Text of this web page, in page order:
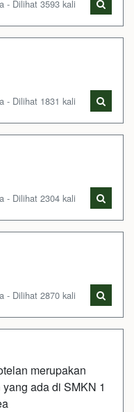
- Dilihat 3593 kali
- Dilihat 1831 kali
- Dilihat 2304 kali
- Dilihat 2870 kali
merupakan
ada di SMKN 1